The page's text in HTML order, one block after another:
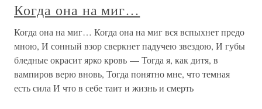
Когда она на миг…
Когда она на миг… Когда она на миг вся вспыхнет предо
мною, И сонный взор сверкнет падучею звездою, И губы
бледные окрасит ярко кровь — Тогда я, как дитя, в
вампиров верю вновь, Тогда понятно мне, что темная
есть сила И что в себе таит и жизнь и смерть